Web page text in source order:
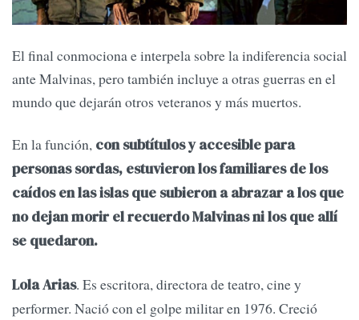
El final conmociona e interpela sobre la indiferencia social
ante Malvinas, pero también incluye a otras guerras en el
mundo que dejarán otros veteranos y más muertos.
En la función, con subtítulos y accesible para
personas sordas, estuvieron los familiares de los
caídos en las islas que subieron a abrazar a los que
no dejan morir el recuerdo Malvinas ni los que allí
se quedaron.
Lola Arias. Es escritora, directora de teatro, cine y
performer. Nació con el golpe militar en 1976. Creció